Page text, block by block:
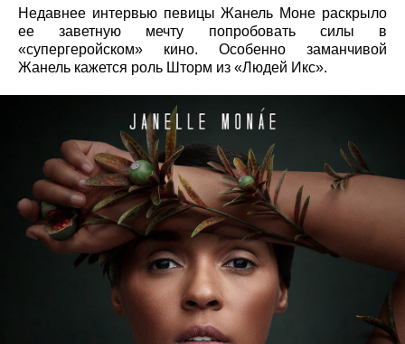
Недавнее интервью певицы Жанель Моне раскрыло
ее заветную мечту попробовать силы в
«супергеройском» кино. Особенно заманчивой
Жанель кажется роль Шторм из «Людей Икс».